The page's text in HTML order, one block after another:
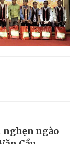
nghẹn ngào